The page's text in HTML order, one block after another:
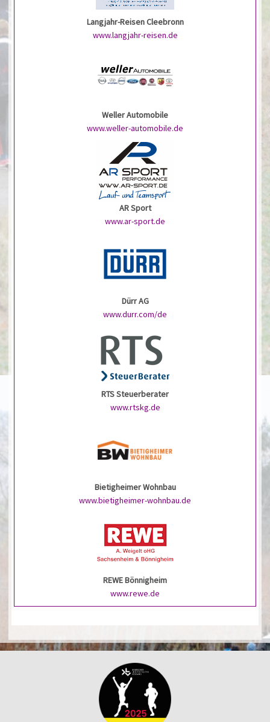
Langjahr-Reisen Cleebronn
www.langjahr-reisen.de
Weller Automobile
www.weller-automobile.de
AR Sport
www.ar-sport.de
Dürr AG
www.durr.com/de
RTS Steuerberater
www.rtskg.de
Bietigheimer Wohnbau
www.bietigheimer-wohnbau.de
REWE Bönnigheim
www.rewe.de